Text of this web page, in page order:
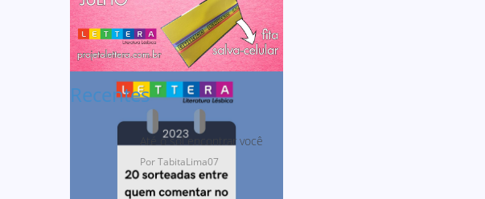
Recentes
Até o sol encontrar você
Por TabitaLima07